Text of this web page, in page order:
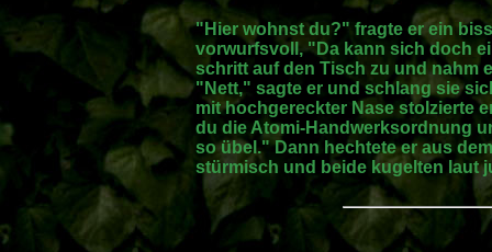
"Hier wohnst du?" fragte er ein
vorwurfsvoll, "Da kann sich doch
schritt auf den Tisch zu und nahm
"Nett," sagte er und schlang sie
mit hochgereckter Nase stolzierte
du die Atomi-Handwerksordnung
so übel." Dann hechtete er aus
stürmisch und beide kugelten laut